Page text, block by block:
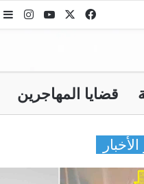
فيسبوك ‫YouTube
قضايا المهاجرين